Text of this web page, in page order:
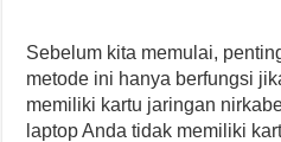
Sebelum kita memulai,
metode ini hanya berfungsi
memiliki kartu jaringan
laptop Anda tidak memiliki